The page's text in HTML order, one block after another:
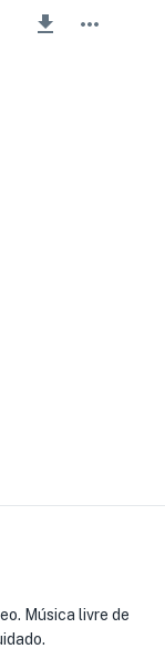
Música livre de